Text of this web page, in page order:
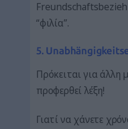
“φιλία”.
5.
Πρόκειται για άλλη
προφερθεί λέξη!
Γιατί να χάνετε